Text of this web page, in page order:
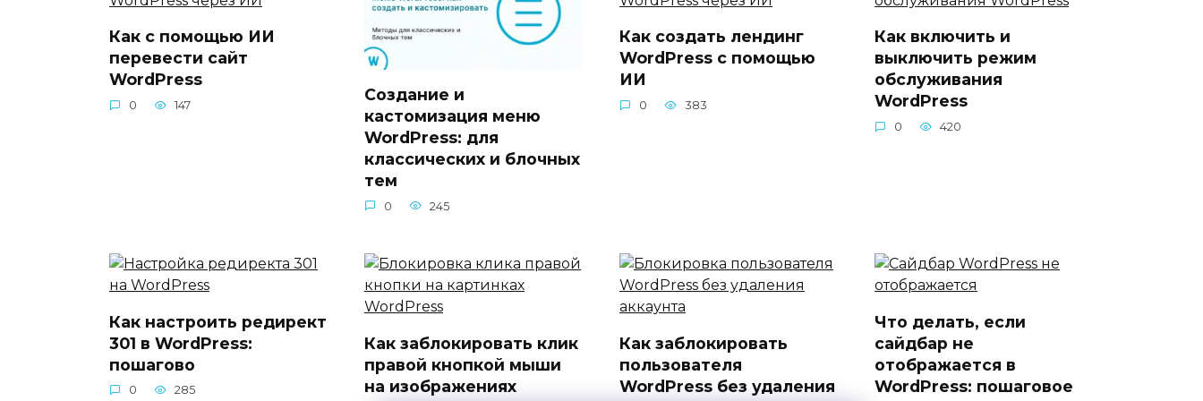
Как с помощью ИИ
перевести сайт
WordPress
0 147
Создание и
кастомизация меню
WordPress: для
классических и блочных
тем
0 245
Как создать лендинг
WordPress с помощью
ИИ
0 383
Как включить и
выключить режим
обслуживания
WordPress
0 420
Как настроить редирект
301 в WordPress:
пошагово
0 285
Как заблокировать клик
правой кнопкой мыши
на изображениях
Как заблокировать
пользователя
WordPress без удаления
Что делать, если
сайдбар не
отображается в
WordPress: пошаговое